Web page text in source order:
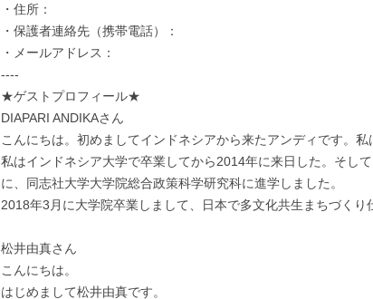
・住所：
・保護者連絡先（携帯電話）：
・メールアドレス：
----
★ゲストプロフィール★
DIAPARI ANDIKAさん
こんにちは。初めましてインドネシアから来たアンディです。私
私はインドネシア大学で卒業してから2014年に来日した。そし
に、同志社大学大学院総合政策科学研究科に進学しました。
2018年3月に大学院卒業しまして、日本で多文化共生まちづくり
松井由真さん
こんにちは。
はじめまして松井由真です。